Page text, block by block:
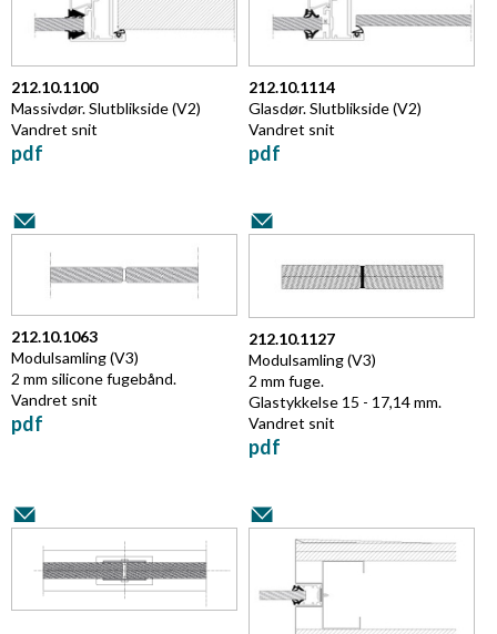
212.10.1100
Massivdør. Slutblikside (V2)
Vandret snit
pdf
212.10.1114
Glasdør. Slutblikside (V2)
Vandret snit
pdf
212.10.1063
Modulsamling (V3)
2 mm silicone fugebånd.
Vandret snit
pdf
212.10.1127
Modulsamling (V3)
2 mm fuge.
Glastykkelse 15 - 17,14 mm.
Vandret snit
pdf